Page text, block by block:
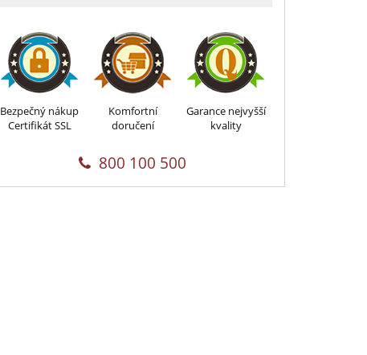
Bezpečný nákup
Certifikát SSL
Komfortní
doručení
Garance nejvyšší
kvality
800 100 500